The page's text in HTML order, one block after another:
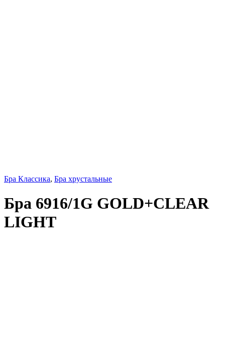
Бра Классика, Бра хрустальные
Бра 6916/1G GOLD+CLEAR
LIGHT